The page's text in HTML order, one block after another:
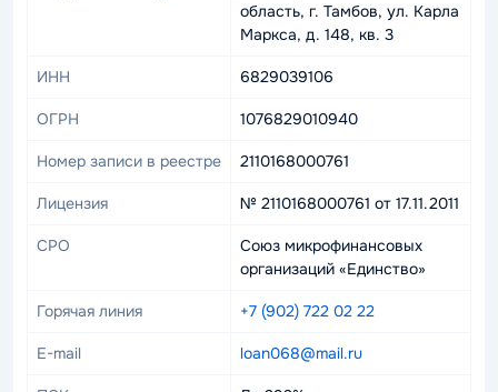
область, г. Тамбов, ул. Карла
Маркса, д. 148, кв. 3
ИНН 6829039106
ОГРН 1076829010940
Номер записи в реестре 2110168000761
Лицензия № 2110168000761 от 17.11.2011
СРО
Союз микрофинансовых
организаций «Единство»
Горячая линия +7 (902) 722 02 22
E-mail loan068@mail.ru